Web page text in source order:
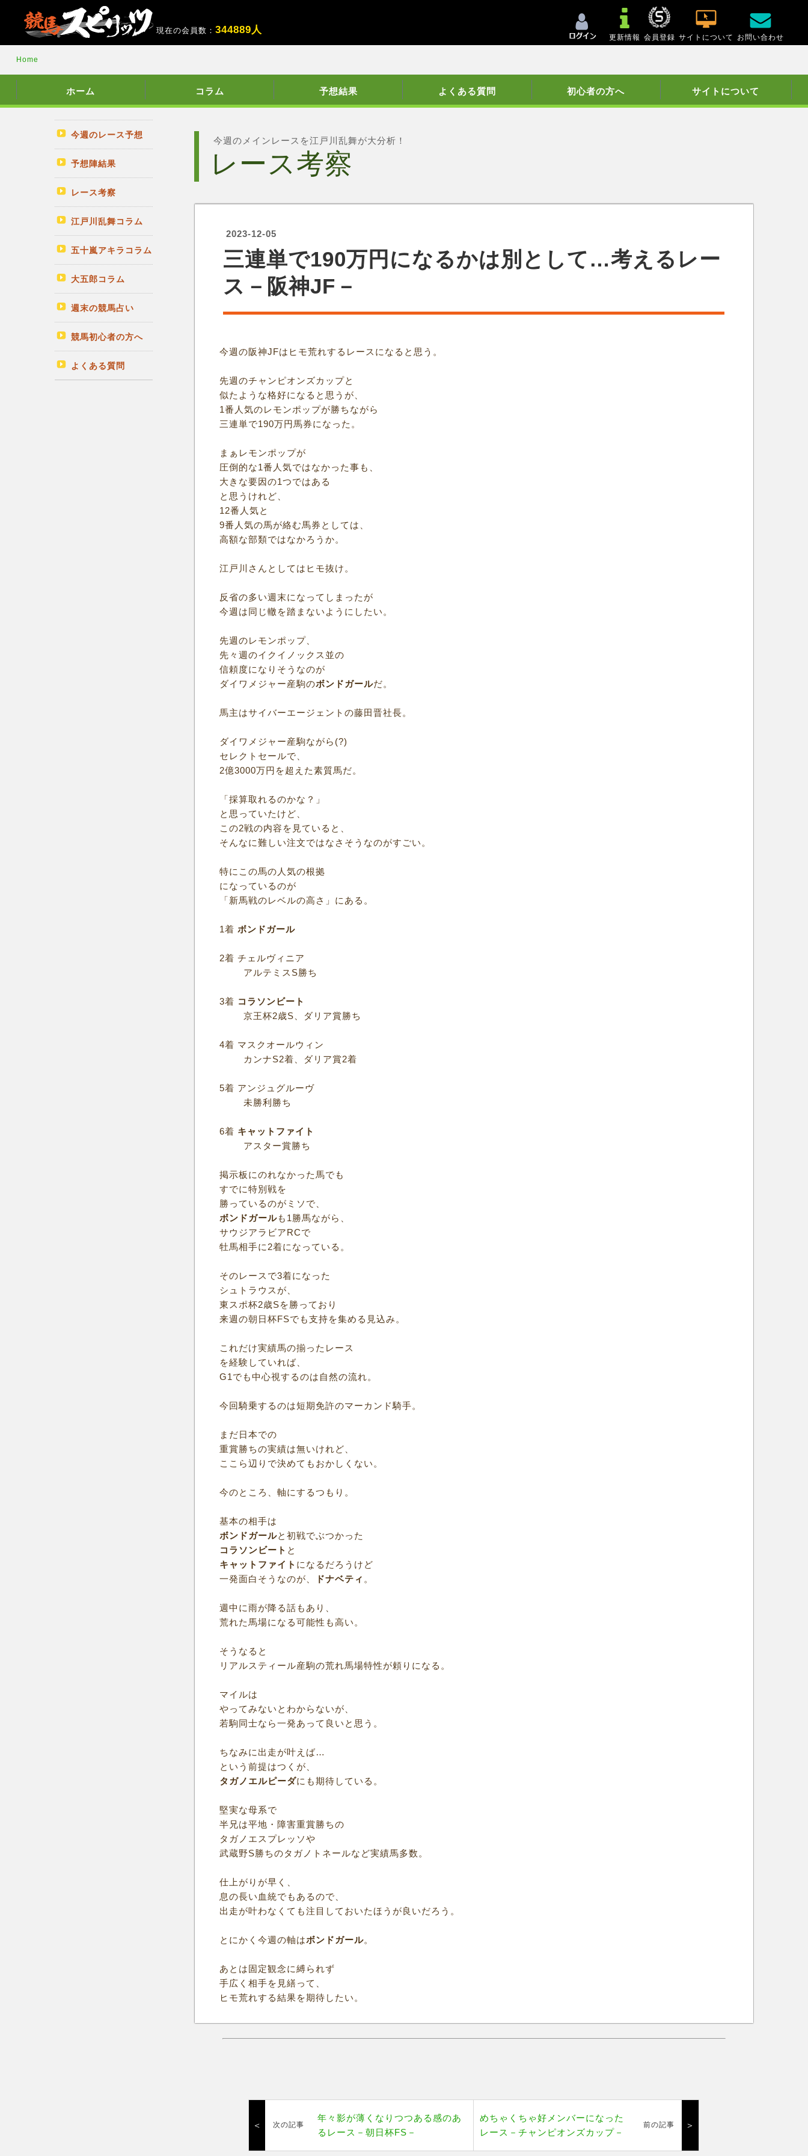
現在の会員数：344889人
更新情報 会員登録 サイトについて お問い合わせ
Home
ホーム コラム 予想結果 よくある質問 初心者の方へ サイトについて
今週のレース予想
予想陣結果
レース考察
江戸川乱舞コラム
五十嵐アキラコラム
大五郎コラム
週末の競馬占い
競馬初心者の方へ
よくある質問
今週のメインレースを江戸川乱舞が大分析！
レース考察
2023-12-05
三連単で190万円になるかは別として…考えるレー
ス－阪神JF－
今週の阪神JFはヒモ荒れするレースになると思う。
先週のチャンピオンズカップと
似たような格好になると思うが、
1番人気のレモンポップが勝ちながら
三連単で190万円馬券になった。
まぁレモンポップが
圧倒的な1番人気ではなかった事も、
大きな要因の1つではある
と思うけれど、
12番人気と
9番人気の馬が絡む馬券としては、
高額な部類ではなかろうか。
江戸川さんとしてはヒモ抜け。
反省の多い週末になってしまったが
今週は同じ轍を踏まないようにしたい。
先週のレモンポップ、
先々週のイクイノックス並の
信頼度になりそうなのが
ダイワメジャー産駒のボンドガールだ。
馬主はサイバーエージェントの藤田晋社長。
ダイワメジャー産駒ながら(?)
セレクトセールで、
2億3000万円を超えた素質馬だ。
「採算取れるのかな？」
と思っていたけど、
この2戦の内容を見ていると、
そんなに難しい注文ではなさそうなのがすごい。
特にこの馬の人気の根拠
になっているのが
「新馬戦のレベルの高さ」にある。
1着ボンドガール
2着 チェルヴィニア
アルテミスS勝ち
3着 コラソンビート
京王杯2歳S、ダリア賞勝ち
4着 マスクオールウィン
カンナS2着、ダリア賞2着
5着 アンジュグルーヴ
未勝利勝ち
6着 キャットファイト
アスター賞勝ち
掲示板にのれなかった馬でも
すでに特別戦を
勝っているのがミソで、
ボンドガールも1勝馬ながら、
サウジアラビアRCで
牡馬相手に2着になっている。
そのレースで3着になった
シュトラウスが、
東スポ杯2歳Sを勝っており
来週の朝日杯FSでも支持を集める見込み。
これだけ実績馬の揃ったレース
を経験していれば、
G1でも中心視するのは自然の流れ。
今回騎乗するのは短期免許のマーカンド騎手。
まだ日本での
重賞勝ちの実績は無いけれど、
ここら辺りで決めてもおかしくない。
今のところ、軸にするつもり。
基本の相手は
ボンドガールと初戦でぶつかった
コラソンビート と
キャットファイト になるだろうけど
一発面白そうなのが、
ドナベティ 。
週中に雨が降る話もあり、
荒れた馬場になる可能性も高い。
そうなると
リアルスティール産駒の荒れ馬場特性が頼りになる。
マイルは
やってみないとわからないが、
若駒同士なら一発あって良いと思う。
ちなみに出走が叶えば…
という前提はつくが、
タガノエルピーダにも期待している。
堅実な母系で
半兄は平地・障害重賞勝ちの
タガノエスプレッソや
武蔵野S勝ちのタガノトネールなど実績馬多数。
仕上がりが早く、
息の長い血統でもあるので、
出走が叶わなくても注目しておいたほうが良いだろう。
とにかく今週の軸はボンドガール。
あとは固定観念に縛られず
手広く相手を見繕って、
ヒモ荒れする結果を期待したい。
＜ 次の記事
年々影が薄くなりつつある感のあ
るレース－朝日杯FS－
めちゃくちゃ好メンバーになった
レース－チャンピオンズカップ－
前の記事 ＞